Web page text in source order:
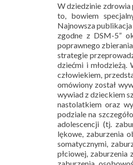
W dziedzinie zdrowia
to, bowiem
Najnowsza publikacja
zgodne z DSM-5”
poprawnego
strategie
dziećmi i młodzieżą.
człowiekiem,
omówiony został
wywiad z dzieckiem
nastolatkiem oraz
podziale na
adolescencji (tj.
lękowe, zaburzenia
somatycznymi,
płciowej, zaburzenia
zaburzenia